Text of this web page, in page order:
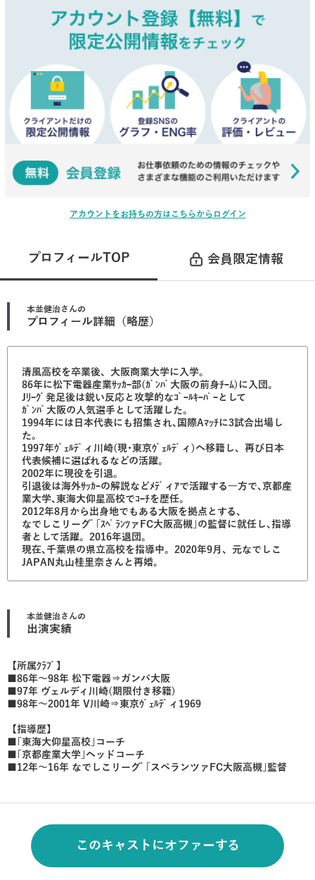
アカウントをお持ちの方はこちらからログイン
プロフィールTOP 会員限定情報
本並健治さんの
プロフィール詳細（略歴）
清風高校を卒業後、大阪商業大学に入学。
86年に松下電器産業ｻｯｶｰ部(ｶﾞﾝﾊﾞ大阪の前身ﾁｰﾑ)に入団｡
Jﾘｰｸﾞ発足後は鋭い反応と攻撃的なｺﾞｰﾙｷｰﾊﾟｰとして
ｶﾞﾝﾊﾞ大阪の人気選手として活躍した｡
1994年には日本代表にも招集され､国際Aﾏｯﾁに3試合出場し
た。
1997年ｳﾞｪﾙﾃﾞィ川崎(現･東京ｳﾞｪﾙﾃﾞィ)へ移籍し、再び日本
代表候補に選ばれるなどの活躍。
2002年に現役を引退｡
引退後は海外ｻｯｶｰの解説などﾒﾃﾞィｱで活躍する一方で､京都産
業大学､東海大仰星高校でｺｰﾁを歴任｡
2012年8月から出身地でもある大阪を拠点とする、
なでしこリーグﾞ｢ｽﾍﾟﾗﾝﾂァFC大阪高槻｣の監督に就任し､指導
者として活躍。2016年退団｡
現在､千葉県の県立高校を指導中。2020年9月、元なでしこ
JAPAN丸山桂里奈さんと再婚。
本並健治さんの
出演実績
【所属ｸﾗﾌﾞ】
■86年～98年 松下電器⇒ガンバ大阪
■97年 ヴェルディ川崎(期限付き移籍)
■98年～2001年 V川崎⇒東京ｳﾞｪﾙﾃﾞィ1969
【指導歴】
■｢東海大仰星高校｣コーチ
■｢京都産業大学｣ヘッドコーチ
■12年～16年 なでしこリーグﾞ｢スペランツァFC大阪高槻｣監督
このキャストにオファーする